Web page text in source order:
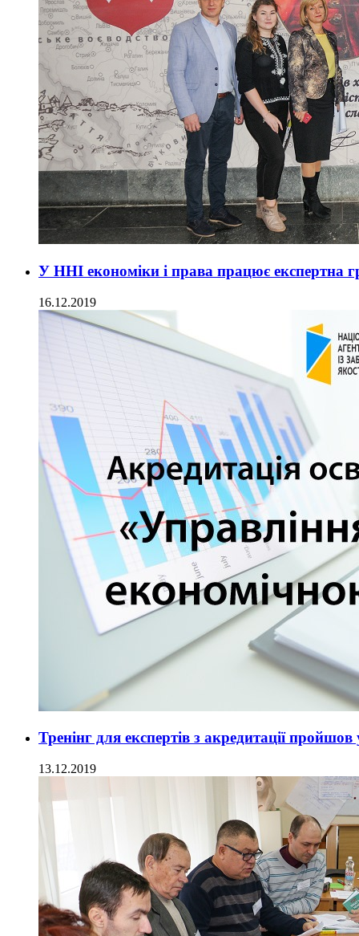
У ННІ економіки і права працює експертна
16.12.2019
Тренінг для експертів з акредитації
13.12.2019